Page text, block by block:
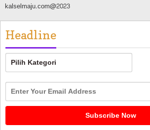
kalselmaju.com@2023
Headline
Headline